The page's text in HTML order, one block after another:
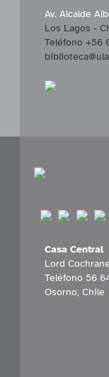
Av. Alcalde
Los Lagos -
Teléfono +56
Casa Central
Lord
Teléfono 56
Osorno, Chile